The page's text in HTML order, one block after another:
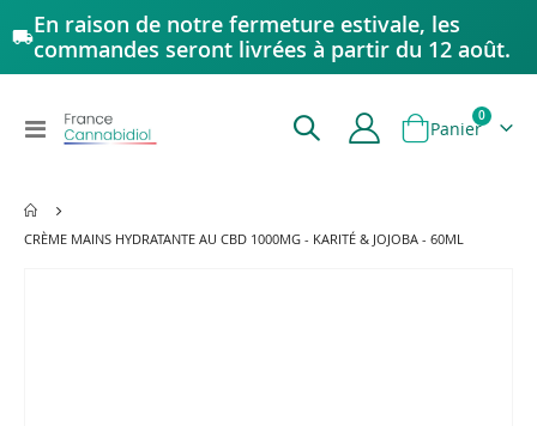
En raison de notre fermeture estivale, les
commandes seront livrées à partir du 12 août.
Affichage
navigation
Panier
0articles
CRÈME MAINS HYDRATANTE AU CBD 1000MG - KARITÉ & JOJOBA - 60ML